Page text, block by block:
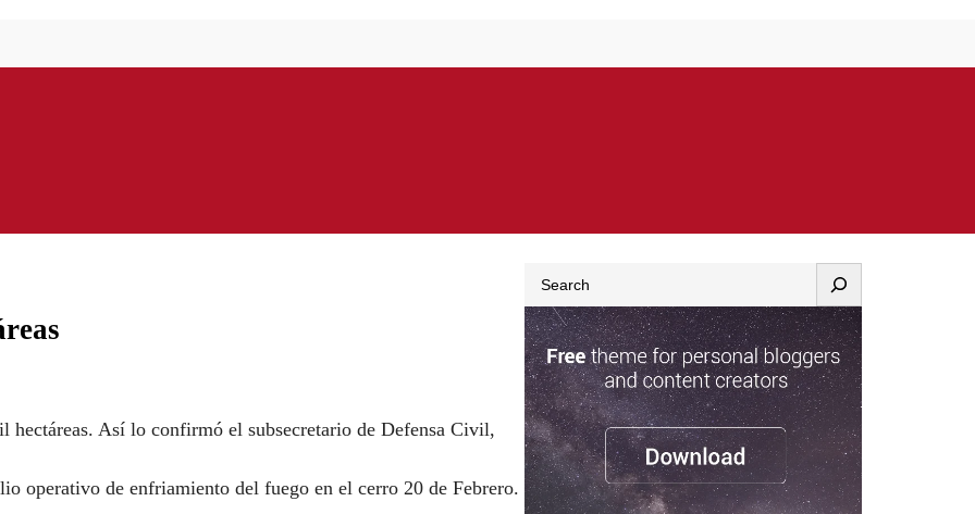
Así lo confirmó el subsecretario de Defensa Civil,
operativo de enfriamiento del fuego en el cerro 20 de Febrero.